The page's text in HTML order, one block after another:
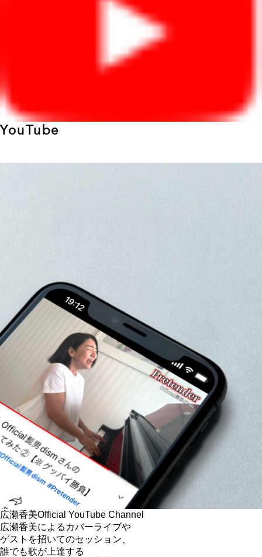
YouTube
広瀬香美Official YouTube Channel
広瀬香美によるカバーライブや
ゲストを招いてのセッション、
誰でも歌が上達する